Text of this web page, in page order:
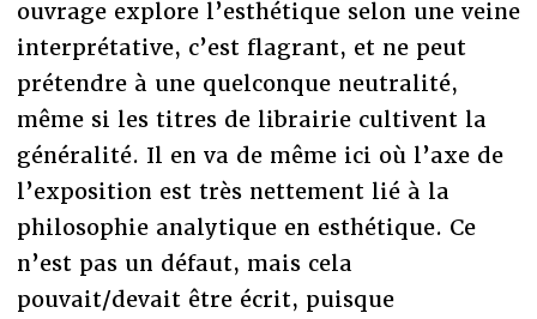
ouvrage explore l’esthétique selon une veine
interprétative, c’est flagrant, et ne peut
prétendre à une quelconque neutralité,
même si les titres de librairie cultivent la
généralité. Il en va de même ici où l’axe de
l’exposition est très nettement lié à la
philosophie analytique en esthétique. Ce
n’est pas un défaut, mais cela
pouvait/devait être écrit, puisque